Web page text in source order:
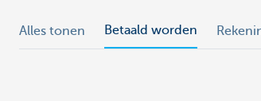
Alles tonen Betaald worden